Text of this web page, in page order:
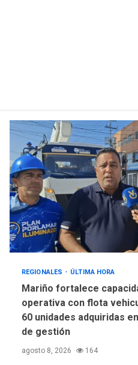
REGIONALES ÚLTIMA HORA
Mariño fortalece
operativa con flota
60 unidades adquiridas
de gestión
agosto 8, 2026 164